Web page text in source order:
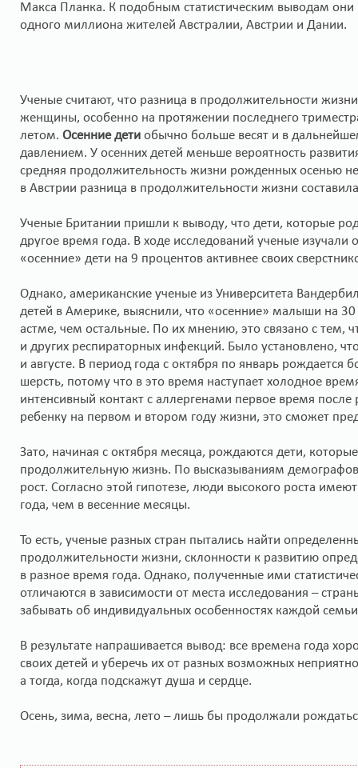
Макса Планка. К подобным статистическим выводам
одного миллиона жителей Австралии, Австрии и Дании.
Ученые считают, что разница в продолжительности
женщины, особенно на протяжении последнего
летом. Осенние дети обычно больше весят и в
давлением. У осенних детей меньше вероятность
средняя продолжительность жизни рожденных осенью
в Австрии разница в продолжительности жизни
Ученые Британии пришли к выводу, что дети, которые
другое время года. В ходе исследований ученые
«осенние» дети на 9 процентов активнее своих
Однако, американские ученые из Университета
детей в Америке, выяснили, что «осенние» малыши на
астме, чем остальные. По их мнению, это связано с тем,
и других респираторных инфекций. Было установлено,
и августе. В период года с октября по январь
шерсть, потому что в это время наступает холодное
интенсивный контакт с аллергенами первое время
ребенку на первом и втором году жизни, это сможет
Зато, начиная с октября месяца, рождаются дети,
продолжительную жизнь. По высказываниям
рост. Согласно этой гипотезе, люди высокого роста
года, чем в весенние месяцы.
То есть, ученые разных стран пытались найти
продолжительности жизни, склонности к развитию
в разное время года. Однако, полученные ими
отличаются в зависимости от места исследования –
забывать об индивидуальных особенностях каждой
В результате напрашивается вывод: все времена года
своих детей и уберечь их от разных возможных
а тогда, когда подскажут душа и сердце.
Осень, зима, весна, лето – лишь бы продолжали